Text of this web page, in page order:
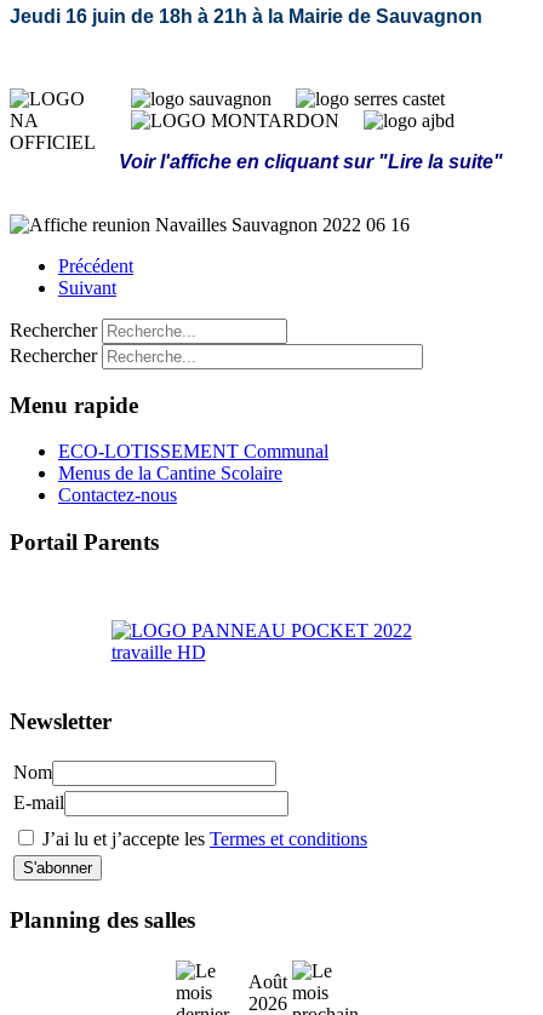
Jeudi 16 juin de 18h à 21h à la Mairie de Sauvagnon
Voir l'affiche en cliquant sur "Lire la suite"
Précédent
Suivant
Rechercher
Rechercher
Menu rapide
ECO-LOTISSEMENT Communal
Menus de la Cantine Scolaire
Contactez-nous
Portail Parents
Newsletter
Nom
E-mail
J’ai lu et j’accepte les Termes et conditions
Planning des salles
Août
2026